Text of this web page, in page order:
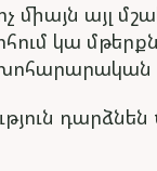
այլ
կա